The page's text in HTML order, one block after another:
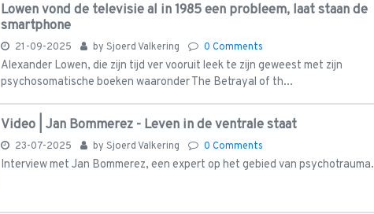
Lowen vond de televisie al in 1985 een probleem, laat staan de
smartphone
21-09-2025 by Sjoerd Valkering 0 Comments
Alexander Lowen, die zijn tijd ver vooruit leek te zijn geweest met zijn
psychosomatische boeken waaronder The Betrayal of th...
Video | Jan Bommerez - Leven in de ventrale staat
23-07-2025 by Sjoerd Valkering 0 Comments
Interview met Jan Bommerez, een expert op het gebied van psychotrauma.